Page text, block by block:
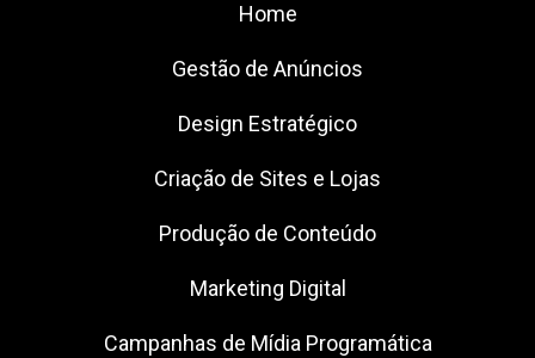
Home
Gestão de Anúncios
Design Estratégico
Criação de Sites e Lojas
Produção de Conteúdo
Marketing Digital
Campanhas de Mídia Programática